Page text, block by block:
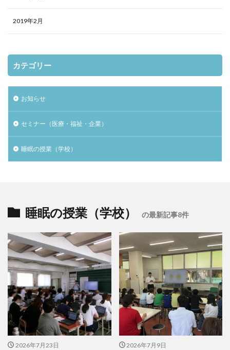
2019年2月
カテゴリー
お知らせ
セミナー（医療・福祉・企業）
睡眠の授業（学校）
睡眠の授業（学校） の最新記事8件
2026年7月23日
2026年7月9日